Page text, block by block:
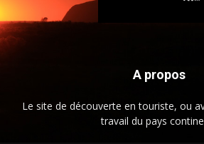
A propos
Le site de découverte en touriste, ou
travail du pays